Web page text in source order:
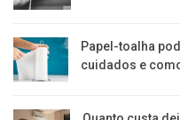
Papel-toalha
cuidados e